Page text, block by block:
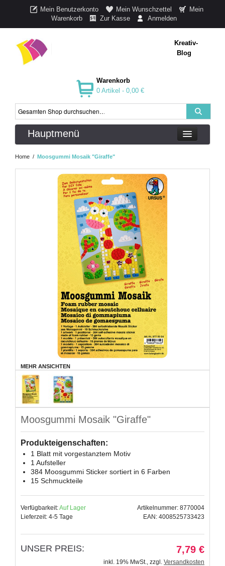
Mein Benutzerkonto Mein Wunschzettel
Mein
Warenkorb
Zur Kasse Anmelden
Kreativ-
Blog
Warenkorb
0 Artikel - 0,00 €
Hauptmenü
Home / Moosgummi Mosaik "Giraffe"
MEHR ANSICHTEN
Moosgummi Mosaik "Giraffe"
Produkteigenschaften:
1 Blatt mit vorgestanztem Motiv
1 Aufsteller
384 Moosgummi Sticker sortiert in 6 Farben
15 Schmuckteile
Verfügbarkeit:Auf Lager
Lieferzeit: 4-5 Tage
Artikelnummer: 8770004
EAN: 4008525733423
UNSER PREIS: 7,79 €
inkl. 19% MwSt., zzgl. Versandkosten